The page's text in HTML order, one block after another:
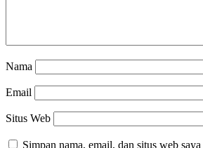
Nama
Email
Situs Web
Simpan nama, email, dan situs web